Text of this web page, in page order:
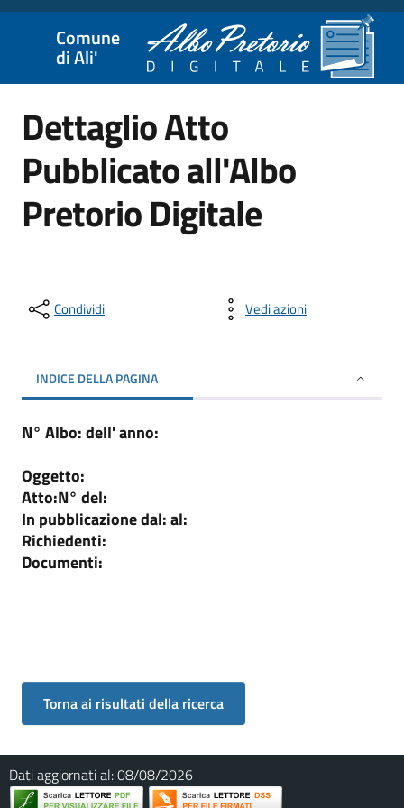
Comune
di Ali'
Dettaglio Atto
Pubblicato all'Albo
Pretorio Digitale
Condividi Vedi azioni
INDICE DELLA PAGINA
N° Albo:dell' anno:
Oggetto:
Atto:N° del:
In pubblicazione dal:al:
Richiedenti:
Documenti:
Dati aggiornati al:08/08/2026